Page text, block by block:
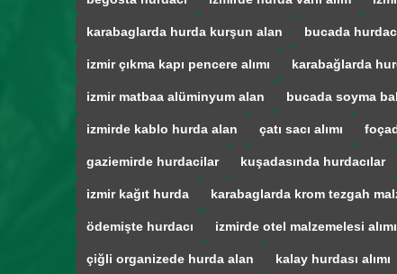
karabaglarda hurda kurşun alan bucada
izmir çıkma kapı pencere alımı karabağlarda
izmir matbaa alüminyum alan bucada soyma
izmirde kablo hurda alan çatı sacı alımı
gaziemirde hurdacilar kuşadasında hurdacılar
izmir kağıt hurda karabaglarda krom tezgah
ödemişte hurdacı izmirde otel malzemelesi alımı
çiğli organizede hurda alan kalay hurdası alımı